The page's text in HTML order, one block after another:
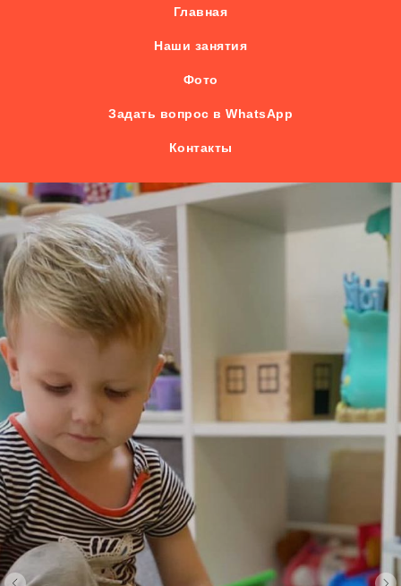
Главная
Наши занятия
Фото
Задать вопрос в WhatsApp
Контакты